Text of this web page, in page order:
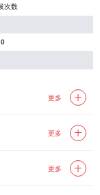
次数
更多
更多
更多